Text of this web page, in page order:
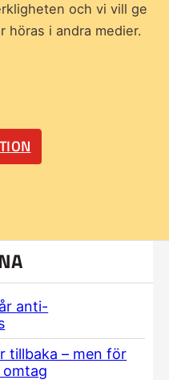
och vi vill ge
höras i andra medier.
anti-
tillbaka – men för